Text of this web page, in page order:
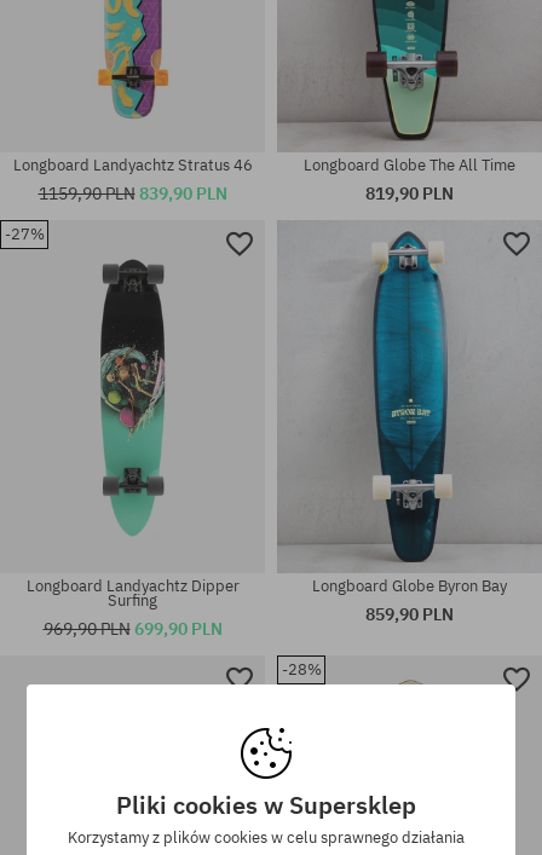
Dostępne rozmiary:
Dostępne rozmiary:
Longboard Landyachtz Stratus 46
1159,90 PLN839,90 PLN
Longboard Globe The All Time
819,90 PLN
-27%
Longboard Landyachtz Dipper
Surfing
969,90 PLN699,90 PLN
Longboard Globe Byron Bay
859,90 PLN
-28%
Pliki cookies w Supersklep
Korzystamy z plików cookies w celu sprawnego działania